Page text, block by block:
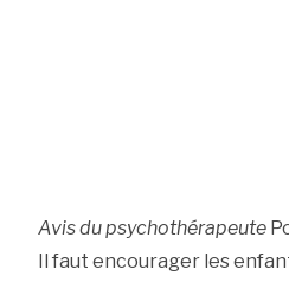
Avis du psychothérapeute
Il faut encourager les